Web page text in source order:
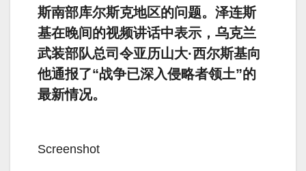
斯南部库尔斯克地区的问题。泽连斯
基在晚间的视频讲话中表示，乌克兰
武装部队总司令亚历山大·西尔斯基向
他通报了“战争已深入侵略者领土”的
最新情况。
Screenshot